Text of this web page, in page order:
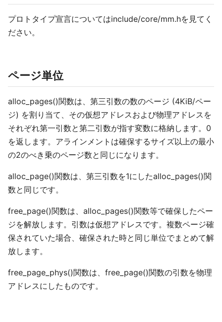
プロトタイプ宣言についてはinclude/core/mm.hを見てく
ださい。
ページ単位
alloc_pages()関数は、第三引数の数のページ (4KiB/ペー
ジ) を割り当て、その仮想アドレスおよび物理アドレスを
それぞれ第一引数と第二引数が指す変数に格納します。0
を返します。アラインメントは確保するサイズ以上の最小
の2のべき乗のページ数と同じになります。
alloc_page()関数は、第三引数を1にしたalloc_pages()関
数と同じです。
free_page()関数は、alloc_pages()関数等で確保したペー
ジを解放します。引数は仮想アドレスです。複数ページ確
保されていた場合、確保された時と同じ単位でまとめて解
放します。
free_page_phys()関数は、free_page()関数の引数を物理
アドレスにしたものです。